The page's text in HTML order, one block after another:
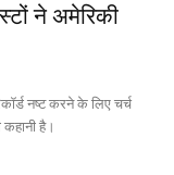
ने अमेरिकी
नष्ट करने के लिए चर्च
है।